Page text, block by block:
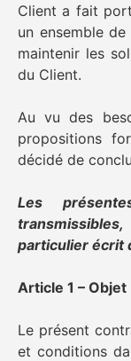
Client a fait
un ensemble
maintenir les
du Client.
Au vu des
propositions
décidé de
Les
particulier écrit
Article 1 – Objet
Le présent
et conditions